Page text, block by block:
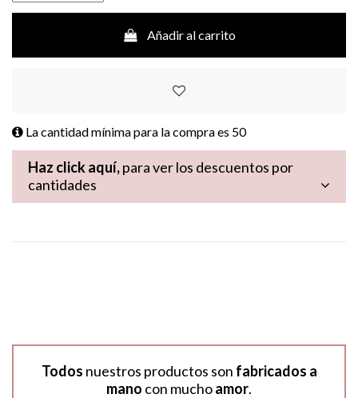
Añadir al carrito
La cantidad mínima para la compra es 50
Haz click aquí,para ver los descuentos por
cantidades
Todos nuestros productos son fabricados a
mano con muchoamor.